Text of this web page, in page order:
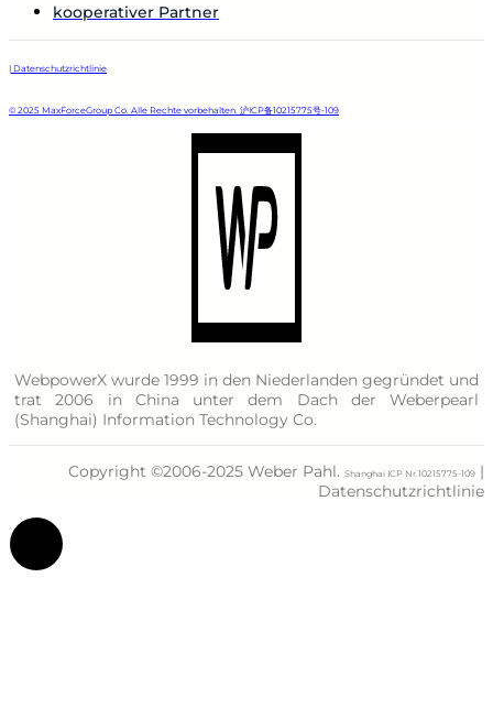
kooperativer Partner
| Datenschutzrichtlinie
© 2025 MaxForceGroup Co. Alle Rechte vorbehalten. 沪ICP备10215775号-109
WebpowerX wurde 1999 in den Niederlanden gegründet und
trat 2006 in China unter dem Dach der Weberpearl
(Shanghai) Information Technology Co.
Copyright ©2006-2025 Weber Pahl. Shanghai ICP Nr.10215775-109 |
Datenschutzrichtlinie